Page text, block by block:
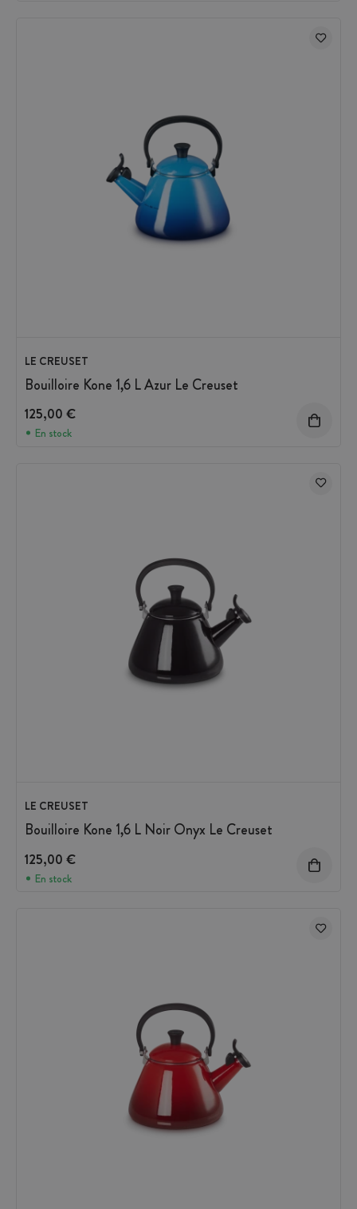
LE CREUSET
Bouilloire Kone 1,6 L Azur Le Creuset
125,00 €
En stock
LE CREUSET
Bouilloire Kone 1,6 L Noir Onyx Le Creuset
125,00 €
En stock